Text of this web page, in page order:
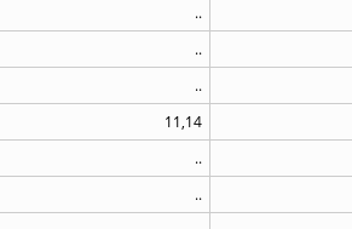
..
..
..
11,14
..
..